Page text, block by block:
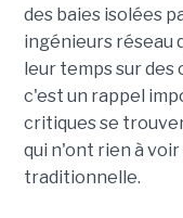
des baies isolées
ingénieurs réseau
leur temps sur des
c'est un rappel
critiques se
qui n'ont rien à
traditionnelle.